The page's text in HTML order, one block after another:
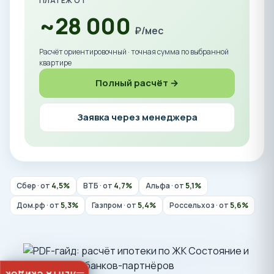
~28 000 ₽/мес
Расчёт ориентировочный · точная сумма по выбранной
квартире
Полный расчёт →
Заявка через менеджера
Сбер · от 4,5% ВТБ · от 4,7% Альфа · от5,1%
Дом.рф · от5,3% Газпром · от5,4% Россельхоз · от5,6%